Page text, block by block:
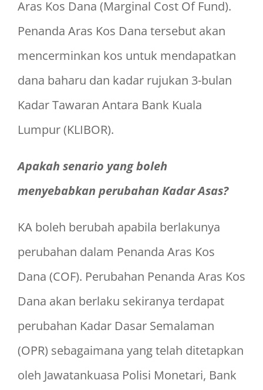
Aras Kos Dana (Marginal Cost Of Fund).
Penanda Aras Kos Dana tersebut akan
mencerminkan kos untuk mendapatkan
dana baharu dan kadar rujukan 3-bulan
Kadar Tawaran Antara Bank Kuala
Lumpur (KLIBOR).
Apakah senario yang boleh
menyebabkan perubahan Kadar Asas?
KA boleh berubah apabila berlakunya
perubahan dalam Penanda Aras Kos
Dana (COF). Perubahan Penanda Aras Kos
Dana akan berlaku sekiranya terdapat
perubahan Kadar Dasar Semalaman
(OPR) sebagaimana yang telah ditetapkan
oleh Jawatankuasa Polisi Monetari, Bank